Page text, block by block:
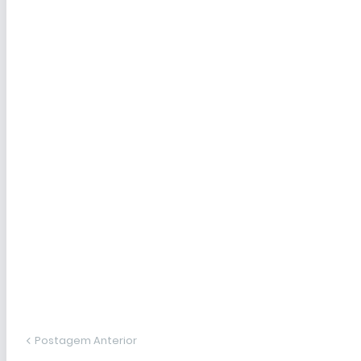
Postagem Anterior